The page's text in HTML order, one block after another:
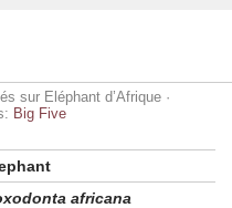
sur Eléphant d’Afrique ·
Big Five
africana